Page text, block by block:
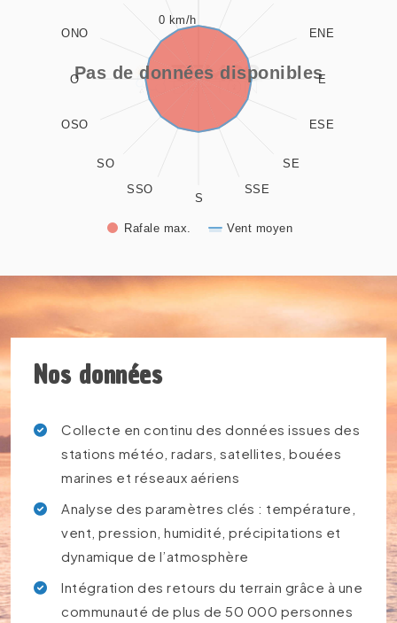
The chart has 1 X axis displaying values. Data ranges from
The chart has 1 Y axis displaying values. Data ranges
Pas de données disponibles
Rafale max. Vent moyen
ENE
E
ESE
SE
SSE
S
SSO
SO
OSO
O
ONO
0 km/h
Nos données
Collecte en continu des données issues des
stations météo, radars, satellites, bouées
marines et réseaux aériens
Analyse des paramètres clés : température,
vent, pression, humidité, précipitations et
dynamique de l’atmosphère
Intégration des retours du terrain grâce à une
communauté de plus de 50 000 personnes